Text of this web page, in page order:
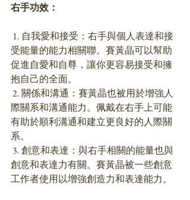
右手功效：
受能量的能力相關聯。賽黃晶可以幫助
促進自愛和自尊，讓你更容易接受和擁
抱自己的全面。
際關系和溝通能力。佩戴在右手上可能
有助於順利溝通和建立更良好的人際關
系。
創意和表達力有關。賽黃晶被一些創意
工作者使用以增強創造力和表達能力。